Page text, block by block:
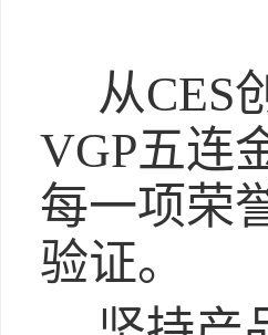
从CES
VGP五连
每一项荣
验证。